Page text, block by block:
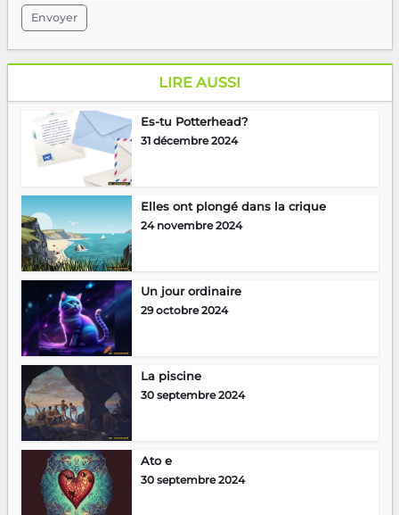
Envoyer
LIRE AUSSI
Es-tu Potterhead?
31 décembre 2024
Elles ont plongé dans la crique
24 novembre 2024
Un jour ordinaire
29 octobre 2024
La piscine
30 septembre 2024
Ato e
30 septembre 2024